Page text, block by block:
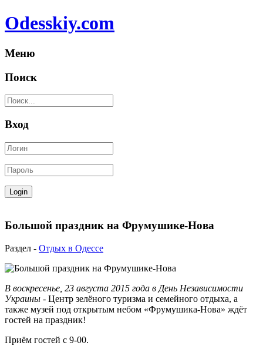
Odesskiy.com
Меню
Поиск
Вход
Большой праздник на Фрумушике-Нова
Раздел - Отдых в Одессе
В воскресенье, 23 августа 2015 года в День Независимости
Украины - Центр зелёного туризма и семейного отдыха, а
также музей под открытым небом «Фрумушика-Нова» ждёт
гостей на праздник!
Приём гостей с 9-00.